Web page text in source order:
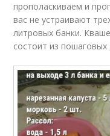
прополаскиваем и
вас не устраивают
литровых банки.
состоит из пошаговых